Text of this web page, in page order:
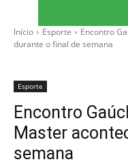
Início Esporte
Encontro
durante o final de semana
Esporte
Encontro
Master
semana